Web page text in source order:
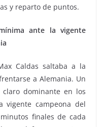
y reparto de puntos.
ante la vigente
Caldas saltaba a la
a Alemania. Un
dominante en los
vigente campeona del
finales de cada